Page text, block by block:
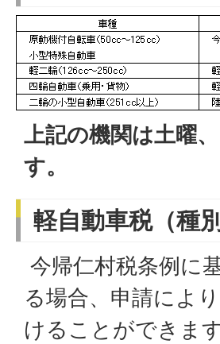
上記の機関は土曜
す。
軽自動車税（種
今帰仁村税条例に
る場合、申請によ
けることができます